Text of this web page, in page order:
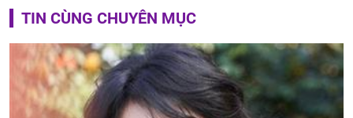
TIN CÙNG CHUYÊN MỤC